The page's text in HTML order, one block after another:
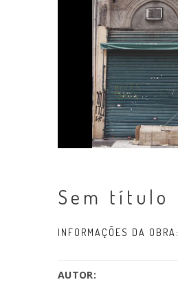
Sem título
INFORMAÇÕES DA OBRA:
AUTOR: